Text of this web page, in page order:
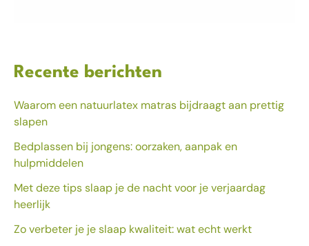
Recente berichten
Waarom een natuurlatex matras bijdraagt aan prettig
slapen
Bedplassen bij jongens: oorzaken, aanpak en
hulpmiddelen
Met deze tips slaap je de nacht voor je verjaardag
heerlijk
Zo verbeter je je slaap kwaliteit: wat echt werkt